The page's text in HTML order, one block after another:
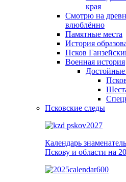
края
Смотрю на
влюблённо
Памятные места
История
Псков
Военная история
Псковские следы
Календарь
Пскову и области на